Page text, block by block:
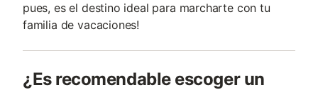
pues, es el destino ideal para marcharte con tu
familia de vacaciones!
¿Es recomendable escoger un